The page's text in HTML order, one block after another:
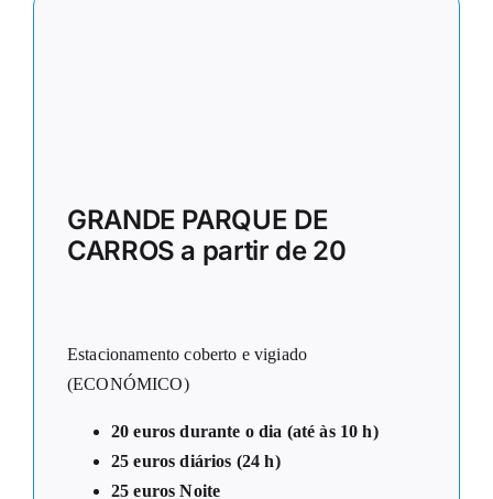
GRANDE PARQUE DE
CARROS a partir de 20
Estacionamento coberto e vigiado
(ECONÓMICO)
20 euros durante o dia (até às 10 h)
25 euros diários (24 h)
25 euros Noite